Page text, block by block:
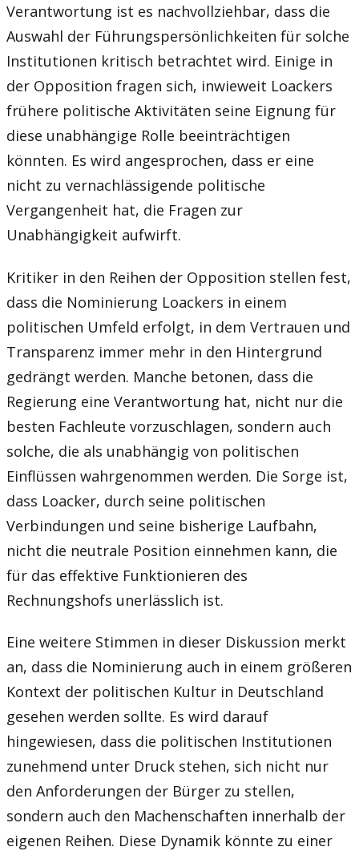
Verantwortung ist es nachvollziehbar, dass die
Auswahl der Führungspersönlichkeiten für solche
Institutionen kritisch betrachtet wird. Einige in
der Opposition fragen sich, inwieweit Loackers
frühere politische Aktivitäten seine Eignung für
diese unabhängige Rolle beeinträchtigen
könnten. Es wird angesprochen, dass er eine
nicht zu vernachlässigende politische
Vergangenheit hat, die Fragen zur
Unabhängigkeit aufwirft.
Kritiker in den Reihen der Opposition stellen fest,
dass die Nominierung Loackers in einem
politischen Umfeld erfolgt, in dem Vertrauen und
Transparenz immer mehr in den Hintergrund
gedrängt werden. Manche betonen, dass die
Regierung eine Verantwortung hat, nicht nur die
besten Fachleute vorzuschlagen, sondern auch
solche, die als unabhängig von politischen
Einflüssen wahrgenommen werden. Die Sorge ist,
dass Loacker, durch seine politischen
Verbindungen und seine bisherige Laufbahn,
nicht die neutrale Position einnehmen kann, die
für das effektive Funktionieren des
Rechnungshofs unerlässlich ist.
Eine weitere Stimmen in dieser Diskussion merkt
an, dass die Nominierung auch in einem größeren
Kontext der politischen Kultur in Deutschland
gesehen werden sollte. Es wird darauf
hingewiesen, dass die politischen Institutionen
zunehmend unter Druck stehen, sich nicht nur
den Anforderungen der Bürger zu stellen,
sondern auch den Machenschaften innerhalb der
eigenen Reihen. Diese Dynamik könnte zu einer